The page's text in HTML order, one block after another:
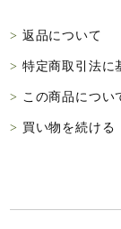
返品について
特定商取引法に
この商品につい
買い物を続ける